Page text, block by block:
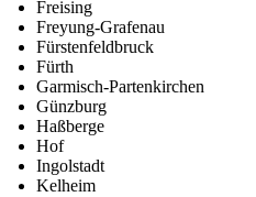
Freising
Freyung-Grafenau
Fürstenfeldbruck
Fürth
Garmisch-Partenkirchen
Günzburg
Haßberge
Hof
Ingolstadt
Kelheim